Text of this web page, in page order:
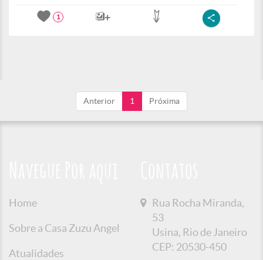
1
Anterior 1 Próxima
Home
Sobre a Casa Zuzu Angel
Atualidades
Rua Rocha Miranda,
53
Usina, Rio de Janeiro
CEP: 20530-450